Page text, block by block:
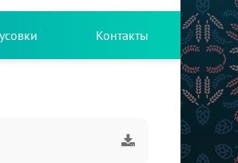
Контакты